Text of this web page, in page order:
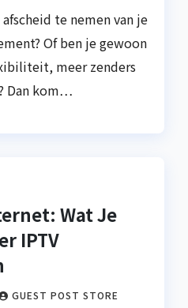
te nemen van je
Of ben je gewoon
meer zenders
Dan kom…
Wat Je
IPTV
GUEST POST STORE